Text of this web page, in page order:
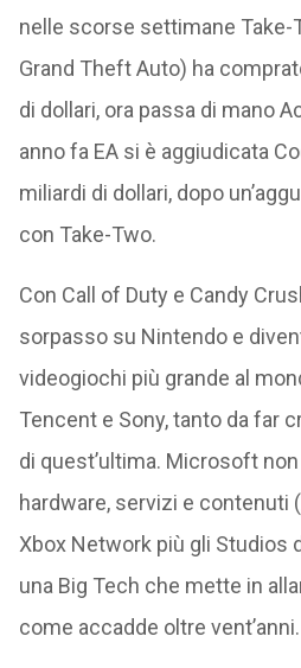
nelle scorse settimane Take-
Grand Theft Auto) ha
di dollari, ora passa di mano
anno fa EA si è aggiudicata
miliardi di dollari, dopo
con Take-Two.
Con Call of Duty e Candy
sorpasso su Nintendo e
videogiochi più grande al
Tencent e Sony, tanto da far
di quest’ultima. Microsoft
hardware, servizi e contenuti
Xbox Network più gli Studios
una Big Tech che mette in
come accadde oltre vent’anni.